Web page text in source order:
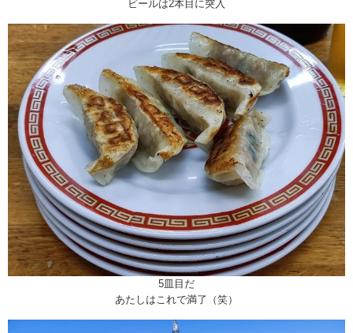
ビールは2本目に突入
5皿目だ
あたしはこれで満了（笑）